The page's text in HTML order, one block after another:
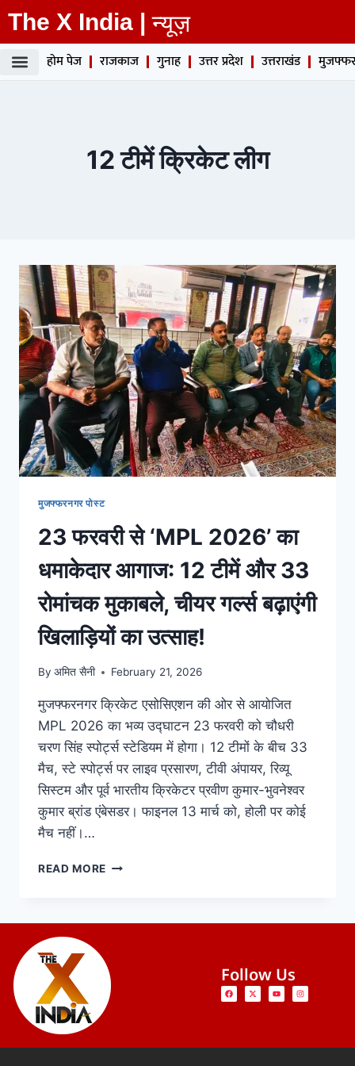
The X India | न्यूज़
होम पेज राजकाज गुनाह उत्तर प्रदेश उत्तराखंड
12 टीमें क्रिकेट लीग
मुजफ्फरनगर पोस्ट
23 फरवरी से ‘MPL 2026’ का
धमाकेदार आगाज: 12 टीमें और 33
रोमांचक मुकाबले, चीयर गर्ल्स बढ़ाएंगी
खिलाड़ियों का उत्साह!
By अमित सैनी February 21, 2026
मुजफ्फरनगर क्रिकेट एसोसिएशन की ओर से आयोजित
MPL 2026 का भव्य उद्घाटन 23 फरवरी को चौधरी
चरण सिंह स्पोर्ट्स स्टेडियम में होगा। 12 टीमों के बीच 33
मैच, स्टे स्पोर्ट्स पर लाइव प्रसारण, टीवी अंपायर, रिव्यू
सिस्टम और पूर्व भारतीय क्रिकेटर प्रवीण कुमार-भुवनेश्वर
कुमार ब्रांड एंबेसडर। फाइनल 13 मार्च को, होली पर कोई
मैच नहीं।…
READ MORE
Follow Us